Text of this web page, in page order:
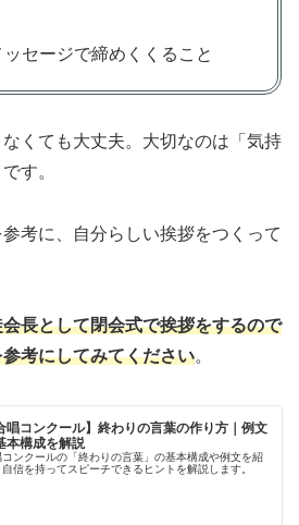
セージで締めくくること
くても大丈夫。大切なのは「気持
す。
考に、自分らしい挨拶をつくって
長として閉会式で挨拶をするので
考にしてみてください。
唱コンクール】終わりの言葉の作り方｜例文
本構成を解説
コンクールの「終わりの言葉」の基本構成や例文を紹
自信を持ってスピーチできるヒントを解説します。